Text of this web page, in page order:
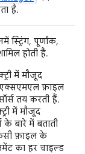
है.
पूर्णांक,
होती हैं.
में मौजूद
एक्सएमएल फ़ाइल
तय करती हैं.
में मौजूद
के बारे में बताती
फ़ाइल के
का हर चाइल्ड